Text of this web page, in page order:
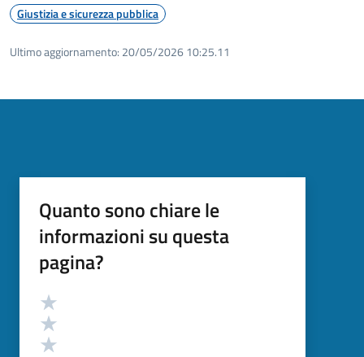
Giustizia e sicurezza pubblica
Ultimo aggiornamento: 20/05/2026 10:25.11
Quanto sono chiare le
informazioni su questa
pagina?
Valutazione